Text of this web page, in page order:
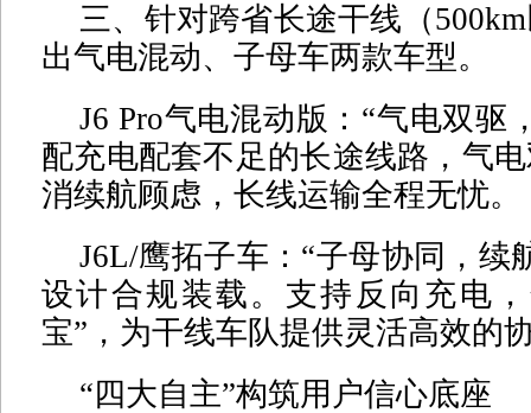
三、针对跨省长途干线（
出气电混动、子母车两款车型。
J6 Pro气电混动版：“气电双驱
配充电配套不足的长途线路，气
消续航顾虑，长线运输全程无忧。
J6L/鹰拓子车：“子母协同，续
设计合规装载。支持反向充电
宝”，为干线车队提供灵活高效的
“四大自主”构筑用户信心底座